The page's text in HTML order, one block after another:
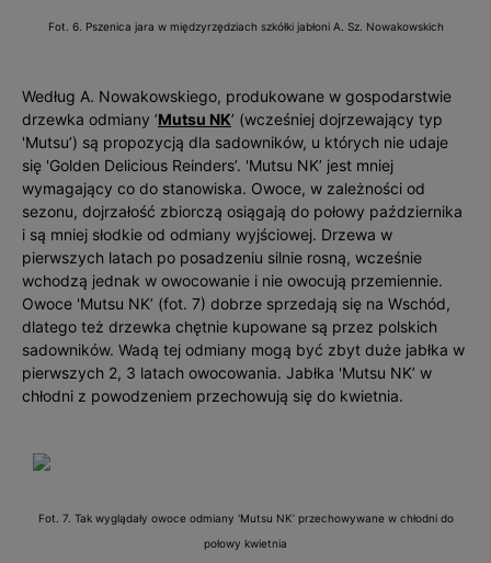
Fot. 6. Pszenica jara w międzyrzędziach szkółki jabłoni A. Sz. Nowakowskich
Według A. Nowakowskiego, produkowane w gospodarstwie
drzewka odmiany ’Mutsu NK’ (wcześniej dojrzewający typ
'Mutsu’) są propozycją dla sadowników, u których nie udaje
się 'Golden Delicious Reinders’. 'Mutsu NK’ jest mniej
wymagający co do stanowiska. Owoce, w zależności od
sezonu, dojrzałość zbiorczą osiągają do połowy października
i są mniej słodkie od odmiany wyjściowej. Drzewa w
pierwszych latach po posadzeniu silnie rosną, wcześnie
wchodzą jednak w owocowanie i nie owocują przemiennie.
Owoce 'Mutsu NK’ (fot. 7) dobrze sprzedają się na Wschód,
dlatego też drzewka chętnie kupowane są przez polskich
sadowników. Wadą tej odmiany mogą być zbyt duże jabłka w
pierwszych 2, 3 latach owocowania. Jabłka 'Mutsu NK’ w
chłodni z powodzeniem przechowują się do kwietnia.
Fot. 7. Tak wyglądały owoce odmiany 'Mutsu NK’ przechowywane w chłodni do
połowy kwietnia